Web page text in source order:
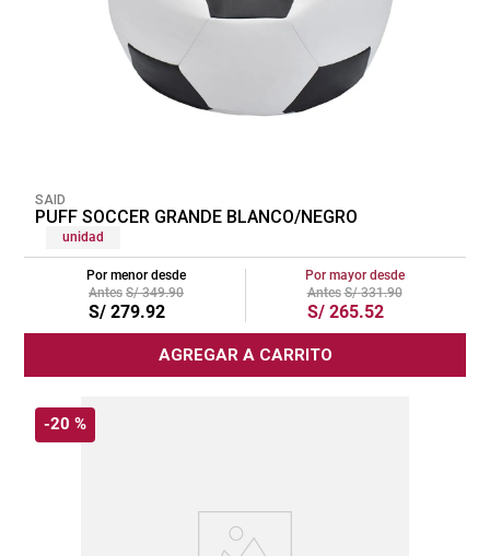
SAID
PUFF SOCCER GRANDE BLANCO/NEGRO
unidad
Por menor desde
S/ 349.90
S/ 279.92
Por mayor desde
S/ 331.90
S/ 265.52
AGREGAR A CARRITO
-20 %